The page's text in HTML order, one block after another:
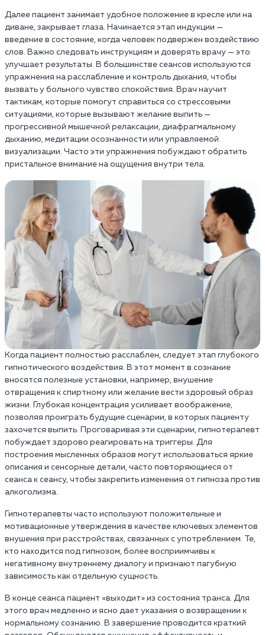
Далее пациент занимает удобное положение в кресле или на
диване, закрывает глаза. Начинается этап индукции —
введение в состояние, когда человек подвержен воздействию
слов. Важно следовать инструкциям и доверять врачу — это
улучшает результаты. В большинстве сеансов используются
упражнения на расслабление и контроль дыхания, чтобы
вызвать у больного чувство спокойствия. Врач научит
тактикам, которые помогут справиться со стрессовыми
ситуациями, которые вызывают желание выпить —
прогрессивной мышечной релаксации, диафрагмальному
дыханию, медитации осознанности или управляемой
визуализации. Часто эти упражнения побуждают обратить
пристальное внимание на ощущения внутри тела.
Когда пациент полностью расслаблен, следует этап глубокого
гипнотического воздействия. В этот момент в сознание
вносятся полезные установки, например, внушение
отвращения к спиртному или желание вести здоровый образ
жизни. Глубокая концентрация усиливает воображение,
позволяя проиграть будущие сценарии, в которых пациенту
захочется выпить. Проговаривая эти сценарии, гипнотерапевт
побуждает здорово реагировать на триггеры. Для
построения мысленных образов могут использоваться яркие
описания и сенсорные детали, часто повторяющиеся от
сеанса к сеансу, чтобы закрепить изменения от гипноза против
алкоголизма.
Гипнотерапевты часто используют положительные и
мотивационные утверждения в качестве ключевых элементов
внушения при расстройствах, связанных с употреблением. Те,
кто находится под гипнозом, более восприимчивы к
негативному внутреннему диалогу и признают пагубную
зависимость как отдельную сущность.
В конце сеанса пациент «выходит» из состояния транса. Для
этого врач медленно и ясно дает указания о возвращении к
нормальному сознанию. В завершение проводится краткий